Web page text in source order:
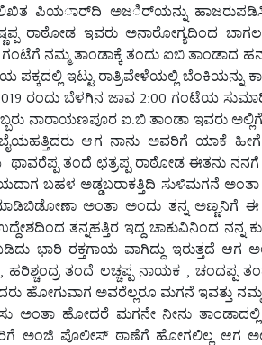
ಲಿಖಿತ ಪಿಯರ್ಾದಿ ಅಜರ್ಿಯನ್ನು
ರಾಠೋಡ ಇವರು ಅನಾರೋಗ್ಯದಿಂದ
ನಮ್ಮ ತಾಂಡಾಕ್ಕೆ ತಂದು ಐಬಿ ತಾಂಡಾದ
ಇಟ್ಟು ರಾತ್ರಿವೇಳೆಯಲ್ಲಿ ಬೆಂಕಿಯನ್ನು
ರಂದು ಬೆಳಗಿನ ಜಾವ 2:00 ಗಂಟೆಯ
ನಾರಾಯಣಪೂರ ಐ.ಬಿ ತಾಂಡಾ ಇವರು
ಆಗ ನಾನು ಅವರಿಗೆ ಯಾಕೆ ಹೀಗೆ
ಥಾವರೆಪ್ಪ ತಂದೆ ಛತ್ರಪ್ಪ ರಾಠೋಡ ಈತನು
ಬಹಳ ಅಡ್ಡಬರಾಕತ್ತಿದಿ ಸುಳಿಮಗನೆ
ಅಂತಾ ಅಂದು ತನ್ನ ಅಣ್ಣನಿಗೆ
ತನ್ನಹತ್ತಿರ ಇದ್ದ ಚಾಕುವಿನಿಂದ ನನ್ನ
ಭಾರಿ ರಕ್ತಗಾಯ ವಾಗಿದ್ದು ಇರುತ್ತದೆ ಆಗ
ತಂದೆ ಲಚ್ಚಪ್ಪ ನಾಯಕ , ಚಂದಪ್ಪ
ಹೋಗುವಾಗ ಅವರೆಲ್ಲರೂ ಮಗನೆ ಇವತ್ತು
ಅಂತಾ ಹೋದರೆ ಮಗನೇ ನೀನು
ಅಂಜಿ ಪೊಲೀಸ್ ಠಾಣೆಗೆ ಹೋಗಲಿಲ್ಲ ಆಗ